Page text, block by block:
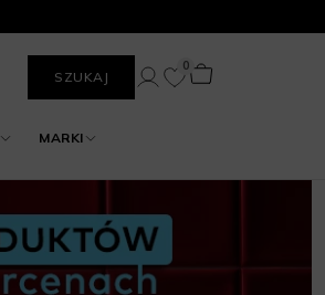
SZUKAJ
MARKI
0